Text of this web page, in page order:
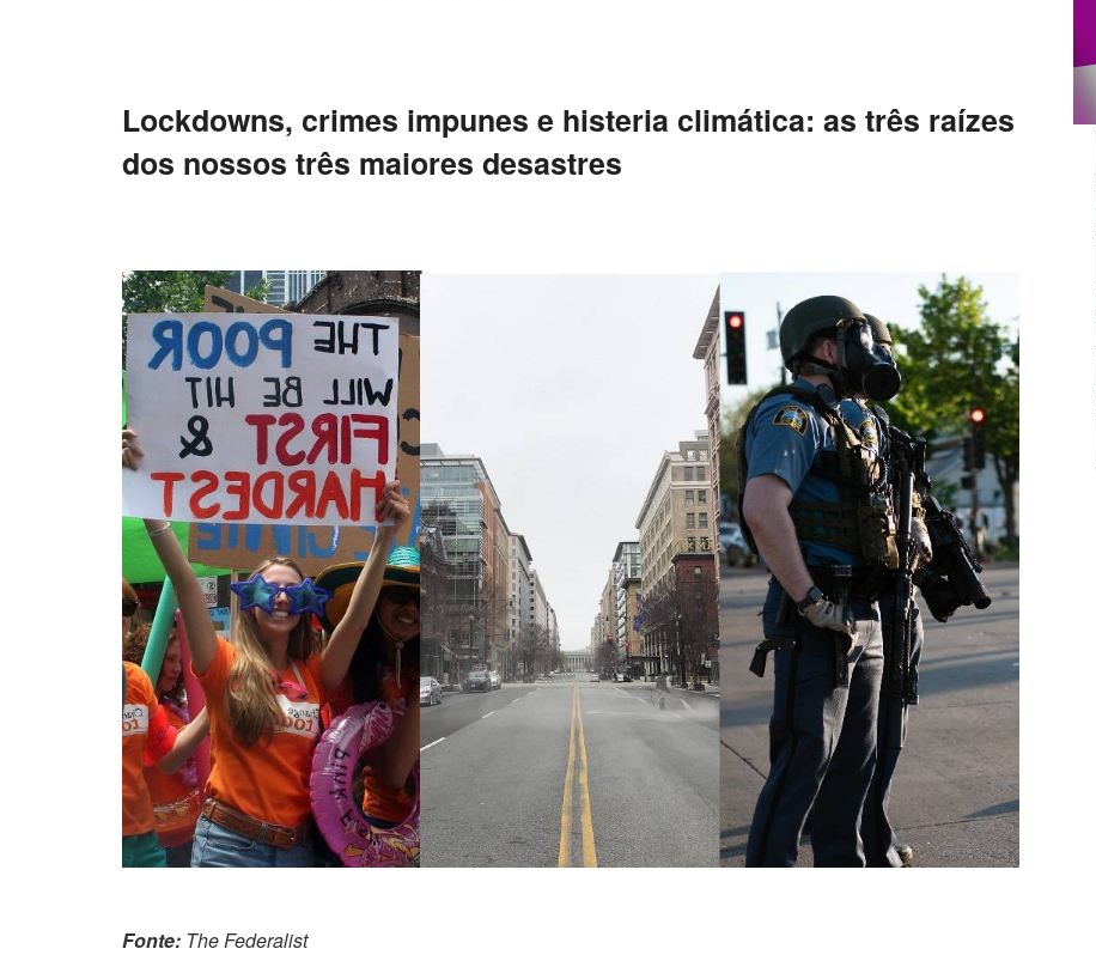
Lockdowns, crimes impunes e histeria climática: as três raízes
dos nossos três maiores desastres
Fonte: The Federalist